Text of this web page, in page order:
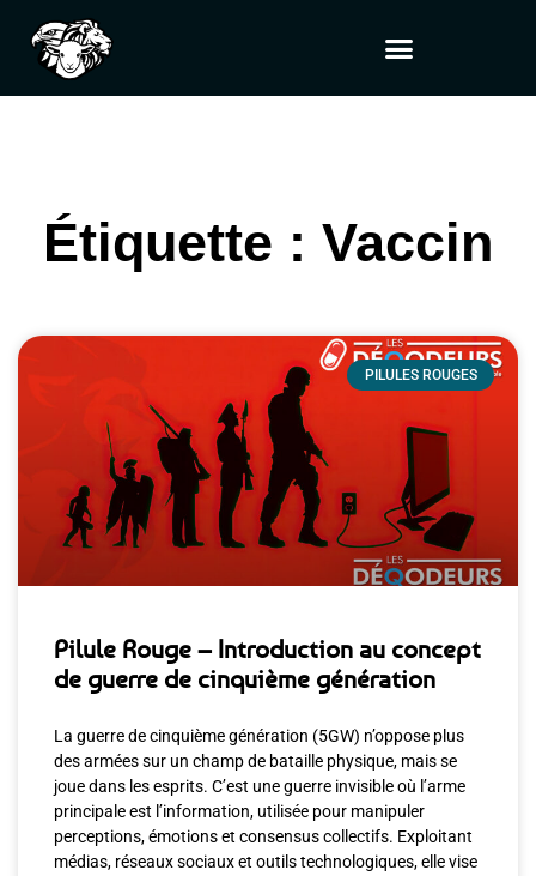
Étiquette : Vaccin
PILULES ROUGES
Pilule Rouge – Introduction au concept
de guerre de cinquième génération
La guerre de cinquième génération (5GW) n’oppose plus
des armées sur un champ de bataille physique, mais se
joue dans les esprits. C’est une guerre invisible où l’arme
principale est l’information, utilisée pour manipuler
perceptions, émotions et consensus collectifs. Exploitant
médias, réseaux sociaux et outils technologiques, elle vise